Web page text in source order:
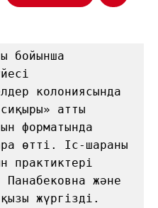
колониясында
атты
форматында
өтті. Іс-шараны
практиктері
Панабековна және
жүргізді.